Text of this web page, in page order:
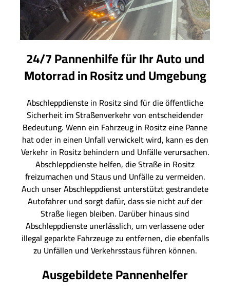
24/7 Pannenhilfe für Ihr Auto und
Motorrad in Rositz und Umgebung
Abschleppdienste in Rositz sind für die öffentliche
Sicherheit im Straßenverkehr von entscheidender
Bedeutung. Wenn ein Fahrzeug in Rositz eine Panne
hat oder in einen Unfall verwickelt wird, kann es den
Verkehr in Rositz behindern und Unfälle verursachen.
Abschleppdienste helfen, die Straße in Rositz
freizumachen und Staus und Unfälle zu vermeiden.
Auch unser Abschleppdienst unterstützt gestrandete
Autofahrer und sorgt dafür, dass sie nicht auf der
Straße liegen bleiben. Darüber hinaus sind
Abschleppdienste unerlässlich, um verlassene oder
illegal geparkte Fahrzeuge zu entfernen, die ebenfalls
zu Unfällen und Verkehrsstaus führen können.
Ausgebildete Pannenhelfer